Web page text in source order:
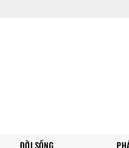
ĐỜI SỐNG